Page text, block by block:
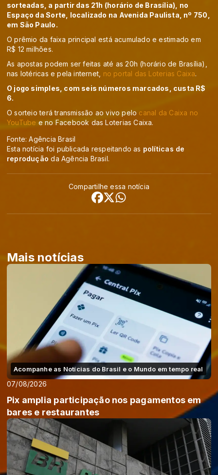
sorteadas, a partir das 21h (horário de Brasília), no
Espaço da Sorte, localizado na Avenida Paulista, nº 750,
em São Paulo.
O prêmio da faixa principal está acumulado e estimado em
R$ 12 milhões.
As apostas podem ser feitas até as 20h (horário de Brasília),
nas lotéricas e pela internet, no portal das Loterias Caixa.
O jogo simples, com seis números marcados, custa R$
6.
O sorteio terá transmissão ao vivo pelo canal da Caixa no
YouTube e no Facebook das Loterias Caixa.
Fonte: Agência Brasil
Esta notícia foi publicada respeitando as políticas de
reprodução da Agência Brasil.
Compartilhe essa notícia
Mais notícias
Acompanhe as Notícias do Brasil e o Mundo em tempo real
07/08/2026
Pix amplia participação nos pagamentos em
bares e restaurantes